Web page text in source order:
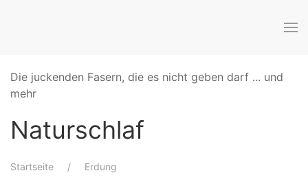
Die juckenden Fasern, die es nicht geben darf ... und
mehr
Naturschlaf
Startseite Erdung